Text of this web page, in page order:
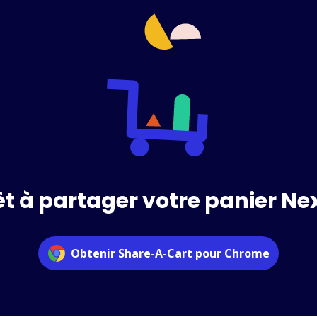
à partager votre panier
Obtenir Share-A-Cart pour Chrome